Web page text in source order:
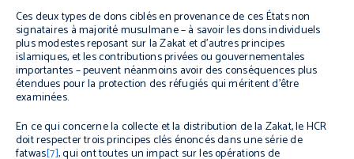
Ces deux types de dons ciblés en provenance de ces États non
signataires à majorité musulmane – à savoir les dons individuels
plus modestes reposant sur la Zakat et d’autres principes
islamiques, et les contributions privées ou gouvernementales
importantes – peuvent néanmoins avoir des conséquences plus
étendues pour la protection des réfugiés qui méritent d’être
examinées.
En ce qui concerne la collecte et la distribution de la Zakat, le HCR
doit respecter trois principes clés énoncés dans une série de
fatwas[7],qui onttoutes un impact sur les opérations de